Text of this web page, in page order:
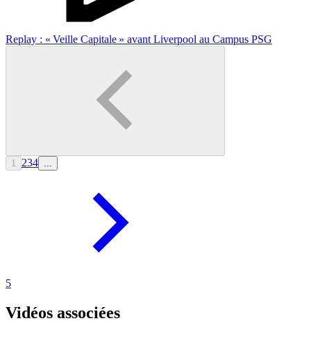
Replay : « Veille Capitale » avant Liverpool au Campus PSG
1 234 ...
5
Vidéos associées